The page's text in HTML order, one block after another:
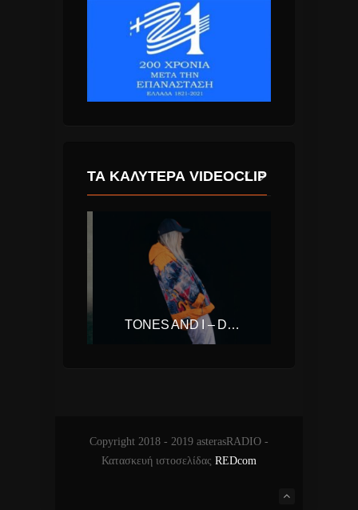
ΤΑ ΚΑΛΎΤΕΡΑ VIDEOCLIP
TONES AND I – DANCE MONKEY
Copyright 2018 - 2019 asterasRADIO -
Κατασκευή ιστοσελίδας REDcom